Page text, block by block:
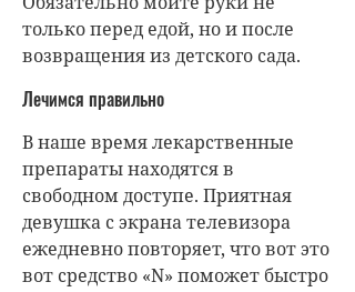
заботливые мамы первым делом
идут в аптеку, приобретают
иммуномодуляторы, капли для
носа, иногда дело доходит до
антибиотиков. И с чувством
выполненного долга лечат этой
тяжёлой артиллерией малыша. В
результате таких мероприятий
организм ребёнка перестаёт
самостоятельно справляться с
вирусами и бактериями.